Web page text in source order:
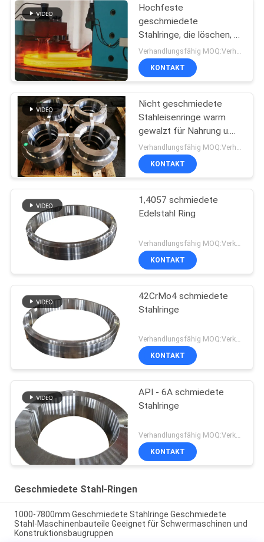
Hochfeste
geschmiedete
Stahlringe, die löschen, +
Wärmebehandlung
mildern
Verhandlungsfähig MOQ:Verhandelbar
KONTAKT
Nicht geschmiedete
Stahleisenringe warm
gewalzt für Nahrung u.
Getränk Indutry
KONTAKT
1,4057 schmiedete
Edelstahl Ring
KONTAKT
42CrMo4 schmiedete
Stahlringe
Verhandlungsfähig MOQ:Verkäuflich
KONTAKT
API - 6A schmiedete
Stahlringe
Verhandlungsfähig MOQ:Verkäuflich
KONTAKT
Geschmiedete Stahl-Ringen
1000-7800mm Geschmiedete Stahlringe Geschmiedete
Stahl-Maschinenbauteile Geeignet für Schwermaschinen und
Konstruktionsbaugruppen